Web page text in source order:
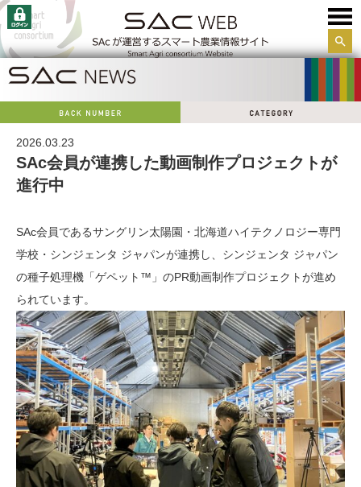
サイ
2026.03.23
SAc会員が連携した動画制作プロジェクトが
進行中
SAc会員であるサングリン太陽園・北海道ハイテクノロジー専門
学校・シンジェンタ ジャパンが連携し、シンジェンタ ジャパン
の種子処理機「ゲペット™」のPR動画制作プロジェクトが進め
られています。